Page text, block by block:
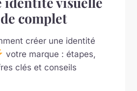
complet
créer une identité
votre marque : étapes,
clés et conseils